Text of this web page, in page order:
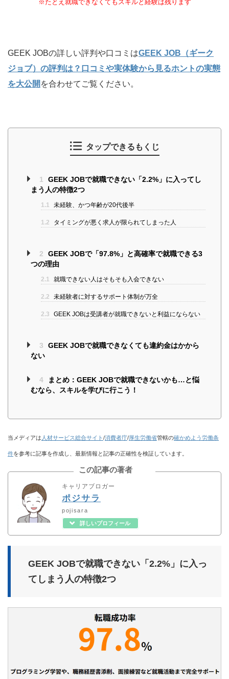
※たとえ就職できなくてもスキルと経験は残ります
GEEK JOBの詳しい評判や口コミはGEEK JOB（ギーク
ジョブ）の評判は？口コミや実体験から見るホントの実態
を大公開 を合わせてご覧ください。
タップできるもくじ
1
GEEK JOBで就職できない「2.2%」に入ってし
まう人の特徴2つ
1.1 未経験、かつ年齢が20代後半
1.2 タイミングが悪く求人が限られてしまった人
2
GEEK JOBで「97.8%」と高確率で就職できる3
つの理由
2.1 就職できない人はそもそも入会できない
2.2 未経験者に対するサポート体制が万全
2.3 GEEK JOBは受講者が就職できないと利益にならない
3
GEEK JOBで就職できなくても違約金はかから
ない
4
まとめ：GEEK JOBで就職できないかも…と悩
むなら、スキルを学びに行こう！
当メディアは 人材サービス総合サイト /消費者庁/厚生労働省管轄の確かめよう労働条
件を参考に記事を作成し、最新情報と記事の正確性を検証しています。
この記事の著者
キャリアブロガー
ポジサラ
pojisara
詳しいプロフィール
GEEK JOBで就職できない「2.2%」に入っ
てしまう人の特徴2つ